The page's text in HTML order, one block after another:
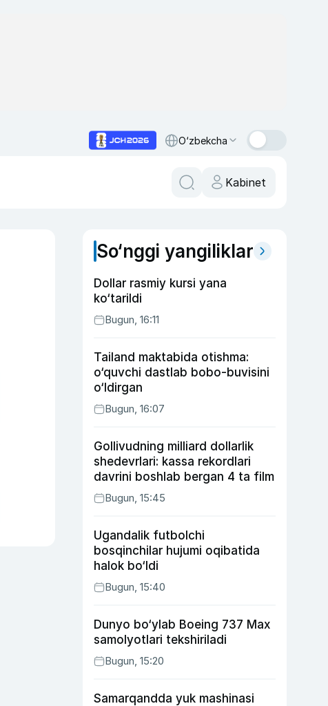
O‘zbekcha
Kabinet
So‘nggi yangiliklar
Dollar rasmiy kursi yana
ko‘tarildi
Bugun, 16:11
Tailand maktabida otishma:
o‘quvchi dastlab bobo-buvisini
o‘ldirgan
Bugun, 16:07
Gollivudning milliard dollarlik
shedevrlari: kassa rekordlari
davrini boshlab bergan 4 ta film
Bugun, 15:45
Ugandalik futbolchi
bosqinchilar hujumi oqibatida
halok bo‘ldi
Bugun, 15:40
Dunyo bo‘ylab Boeing 737 Max
samolyotlari tekshiriladi
Bugun, 15:20
Samarqandda yuk mashinasi